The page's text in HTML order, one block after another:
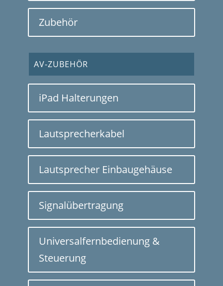
Zubehör
AV-ZUBEHÖR
iPad Halterungen
Lautsprecherkabel
Lautsprecher Einbaugehäuse
Signalübertragung
Universalfernbedienung &
Steuerung